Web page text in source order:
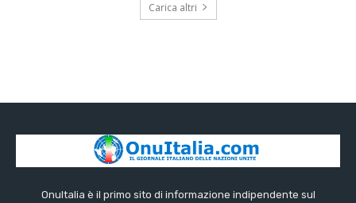
Carica altri
OnuItalia è il primo sito di informazione indipendente sul